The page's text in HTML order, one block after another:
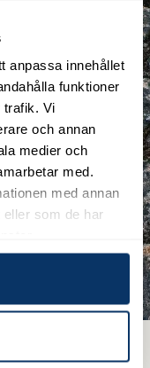
anpassa innehållet
funktioner
trafik. Vi
och annan
medier och
med.
med annan
som de har
av påväxt
Next